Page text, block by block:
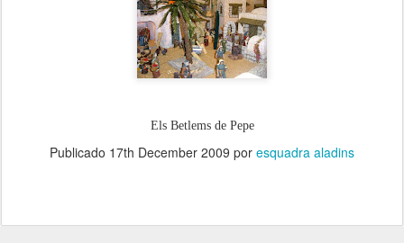
Els Betlems de Pepe
Publicado 17th December 2009 por esquadra aladins